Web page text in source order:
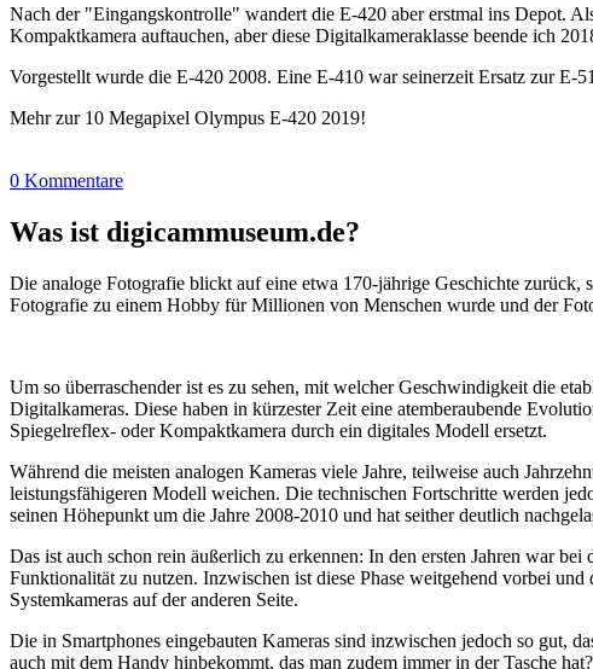
Nach der "Eingangskontrolle" wandert die E-420 aber erstmal ins Depot.
Kompaktkamera auftauchen, aber diese Digitalkameraklasse beende ich
Vorgestellt wurde die E-420 2008. Eine E-410 war seinerzeit Ersatz zur E-
Mehr zur 10 Megapixel Olympus E-420 2019!
0 Kommentare
Was ist digicammuseum.de?
Die analoge Fotografie blickt auf eine etwa 170-jährige Geschichte zurück,
Fotografie zu einem Hobby für Millionen von Menschen wurde und der
Um so überraschender ist es zu sehen, mit welcher Geschwindigkeit die
Digitalkameras. Diese haben in kürzester Zeit eine atemberaubende
Spiegelreflex- oder Kompaktkamera durch ein digitales Modell ersetzt.
Während die meisten analogen Kameras viele Jahre, teilweise auch
leistungsfähigeren Modell weichen. Die technischen Fortschritte werden
seinen Höhepunkt um die Jahre 2008-2010 und hat seither deutlich
Das ist auch schon rein äußerlich zu erkennen: In den ersten Jahren war
Funktionalität zu nutzen. Inzwischen ist diese Phase weitgehend vorbei
Systemkameras auf der anderen Seite.
Die in Smartphones eingebauten Kameras sind inzwischen jedoch so gut,
auch mit dem Handy hinbekommt, das man zudem immer in der Tasche hat?